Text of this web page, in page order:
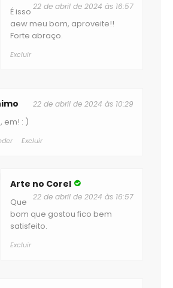
22 de abril de 2024 às 16:57
É isso
aew meu bom, aproveite!!
Forte abraço.
Excluir
22 de abril de 2024 às 10:29
em! : )
Excluir
Arte no Corel
22 de abril de 2024 às 16:57
Que
bom que gostou fico bem
satisfeito.
Excluir